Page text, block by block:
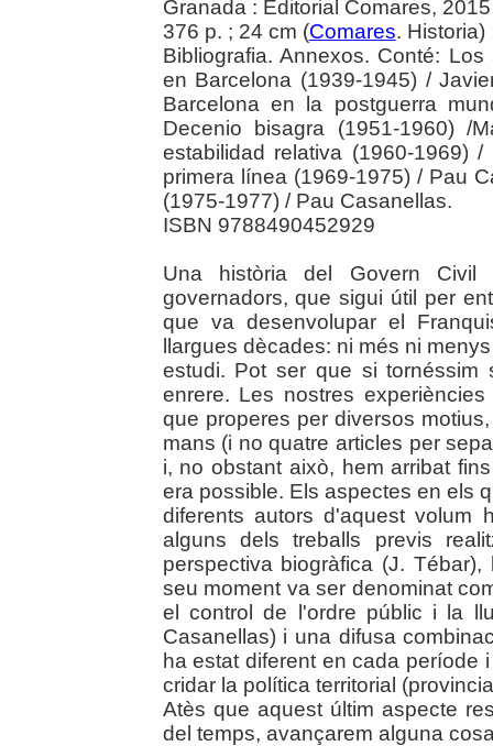
Granada : Editorial Comares, 2015
376 p. ; 24 cm (Comares. Historia)
Bibliografia. Annexos. Conté:
en Barcelona (1939-1945) /
Barcelona en la postguerra
Decenio bisagra (1951-1960) /
estabilidad relativa (1960-1969)
primera línea (1969-1975) / Pau
(1975-1977) / Pau Casanellas.
ISBN 9788490452929
Una història del Govern
governadors, que sigui útil per
que va desenvolupar el
llargues dècades: ni més ni
estudi. Pot ser que si
enrere. Les nostres
que properes per diversos
mans (i no quatre articles per
i, no obstant això, hem arribat
era possible. Els aspectes en els
diferents autors d'aquest volum
alguns dels treballs previs
perspectiva biogràfica (J.
seu moment va ser denominat
el control de l'ordre públic i la
Casanellas) i una difusa
ha estat diferent en cada període
cridar la política territorial
Atès que aquest últim aspecte
del temps, avançarem alguna